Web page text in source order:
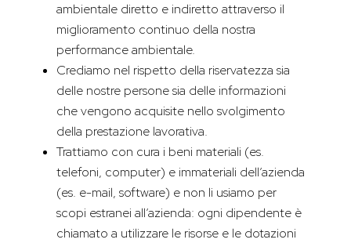
ambientale diretto e indiretto attraverso il
miglioramento continuo della nostra
performance ambientale.
Crediamo nel rispetto della riservatezza sia
delle nostre persone sia delle informazioni
che vengono acquisite nello svolgimento
della prestazione lavorativa.
Trattiamo con cura i beni materiali (es.
telefoni, computer) e immateriali dell’azienda
(es. e-mail, software) e non li usiamo per
scopi estranei all’azienda: ogni dipendente è
chiamato a utilizzare le risorse e le dotazioni